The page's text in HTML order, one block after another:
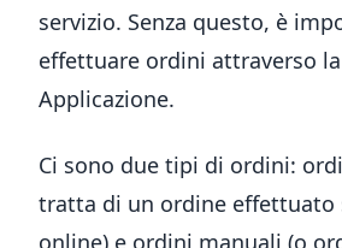
servizio. Senza questo, è
effettuare ordini attraverso
Applicazione.
Ci sono due tipi di ordini:
tratta di un ordine effettuato
online) e ordini manuali (o